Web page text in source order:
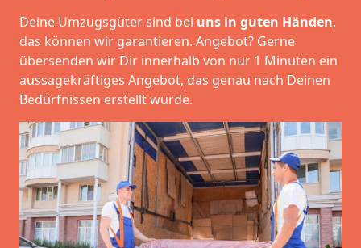
Deine Umzugsgüter sind bei uns in guten Händen,
das können wir garantieren. Angebot? Gerne
übersenden wir Dir innerhalb von nur 1 Minuten ein
aussagekräftiges Angebot, das genau nach Deinen
Bedürfnissen erstellt wurde.